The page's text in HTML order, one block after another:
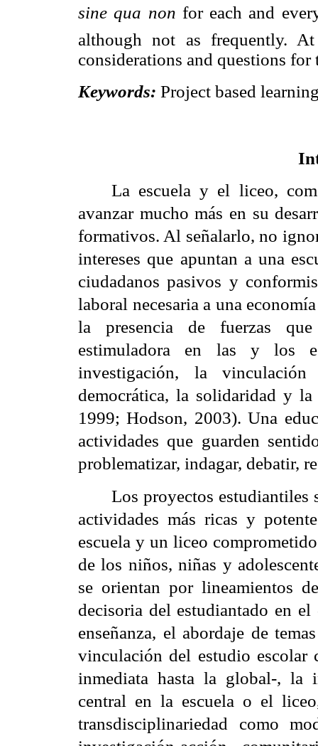
sine qua non for each and
although not as frequently.
considerations and questions for
Keywords: Project based
La escuela y el liceo,
avanzar mucho más en su
formativos. Al señalarlo, no
intereses que apuntan a una
ciudadanos pasivos y
laboral necesaria a una
la presencia de fuerzas
estimuladora en las y los
investigación, la
democrática, la solidaridad y
1999; Hodson, 2003). Una
actividades que guarden
problematizar, indagar, debatir,
Los proyectos estudiantiles
actividades más ricas y
escuela y un liceo
de los niños, niñas y
se orientan por lineamientos
decisoria del estudiantado en
enseñanza, el abordaje de
vinculación del estudio escolar
inmediata hasta la global-, la
central en la escuela o el
transdisciplinariedad como